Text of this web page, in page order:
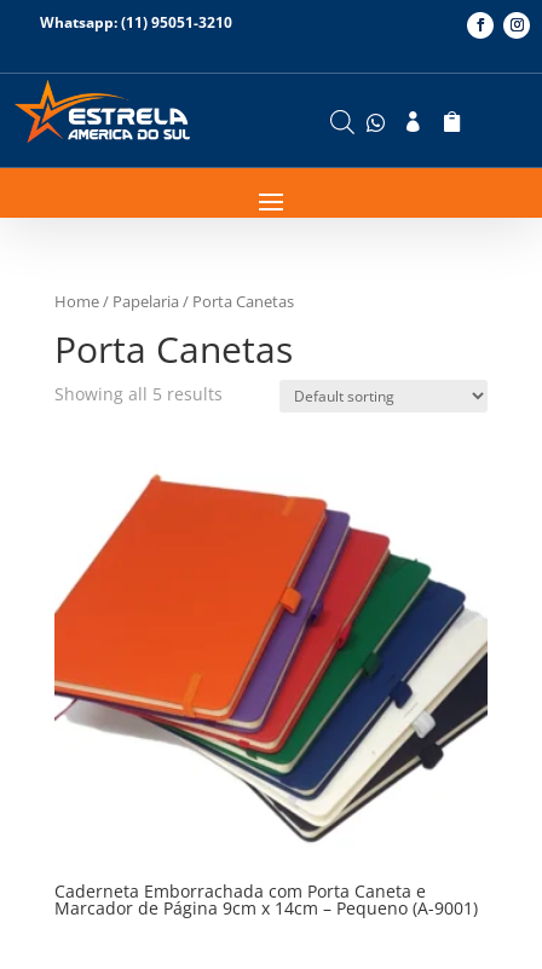
Whatsapp: (11) 95051-3210
  
Home/ Papelaria / Porta Canetas
Porta Canetas
Showing all 5 results
Caderneta Emborrachada com Porta Caneta e
Marcador de Página 9cm x 14cm – Pequeno (A-9001)